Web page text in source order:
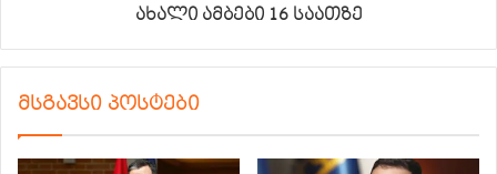
ახალი ამბები 16 საათზე
მსგავსი პოსტები